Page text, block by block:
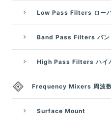
Low Pass Filters ロー
Band Pass Filters バン
High Pass Filters ハイ
Frequency Mixers 周波
Surface Mount